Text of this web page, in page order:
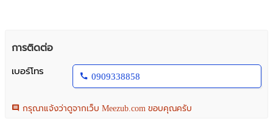
การติดต่อ
เบอร์โทร
0909338858
กรุณาแจ้งว่าดูจากเว็บ Meezub.com ขอบคุณครับ